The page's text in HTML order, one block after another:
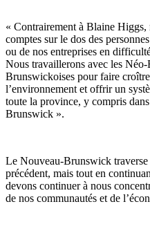
« Contrairement à Blaine Higgs,
comptes sur le dos des
ou de nos entreprises en
Nous travaillerons avec les
Brunswickoises pour faire
l’environnement et offrir un
toute la province, y compris
Brunswick ».
Le Nouveau-Brunswick
précédent, mais tout en
devons continuer à nous
de nos communautés et de